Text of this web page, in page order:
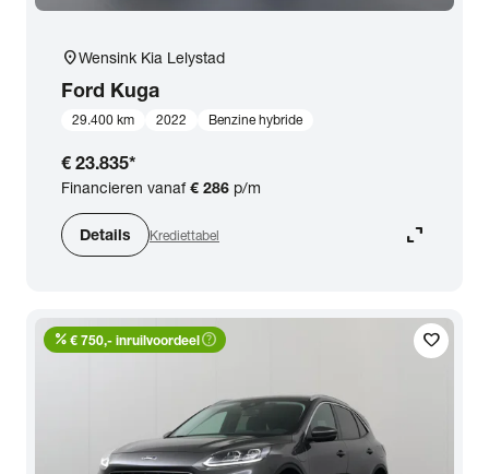
location_onWensink Kia Lelystad
Ford Kuga
29.400 km 2022 Benzine hybride
€ 23.835*
Financieren vanaf€ 286 p/m
Details Krediettabel expand_content
favorite
percent € 750,- inruilvoordeelhelp_outline